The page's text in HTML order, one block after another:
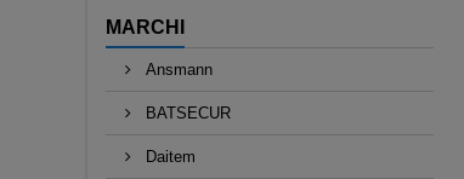
MARCHI
Ansmann
BATSECUR
Daitem